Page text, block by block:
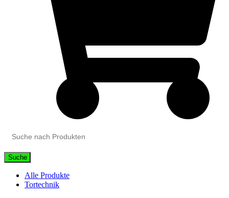
Suche
Alle Produkte
Tortechnik